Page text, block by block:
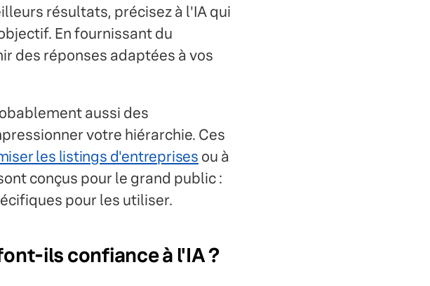
résultats, précisez à l'IA qui
En fournissant du
des réponses adaptées à vos
aussi des
votre hiérarchie. Ces
les listings d'entreprises ou à
conçus pour le grand public :
pour les utiliser.
ils confiance à l'IA ?